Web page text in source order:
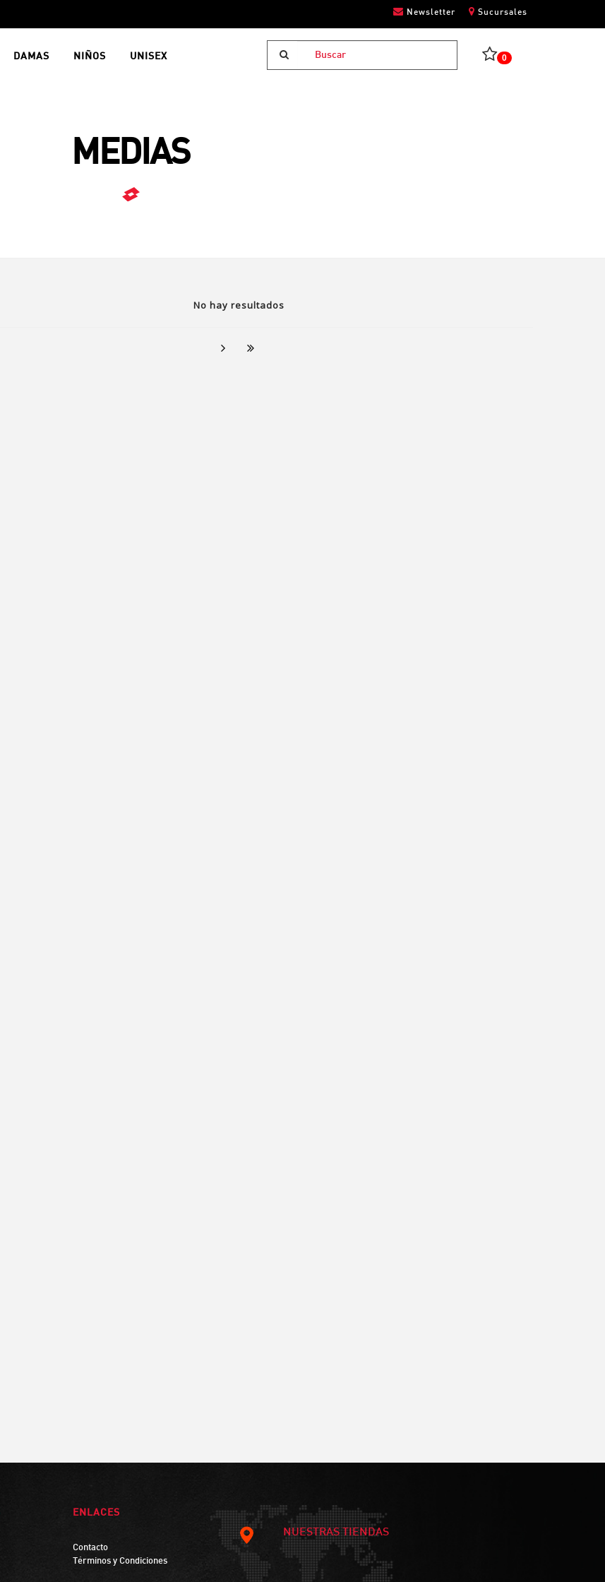
Newsletter Sucursales
0
DAMAS NIÑOS UNISEX
MEDIAS
No hay resultados
ENLACES
Contacto
Términos y Condiciones
NUESTRAS TIENDAS